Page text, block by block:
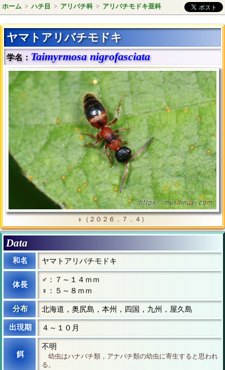
ホーム > ハチ目 > アリバチ科 > アリバチモドキ亜科
ヤマトアリバチモドキ
学名： Taimyrmosa nigrofasciata
♀（２０２６．７．４）
Data
和名 ヤマトアリバチモドキ
体長
♂：７～１４ｍｍ
♀：５～８ｍｍ
分布 北海道，奥尻島，本州，四国，九州，屋久島
出現期 ４～１０月
餌
不明
幼虫はハナバチ類，アナバチ類の幼虫に寄生すると思われ
る。